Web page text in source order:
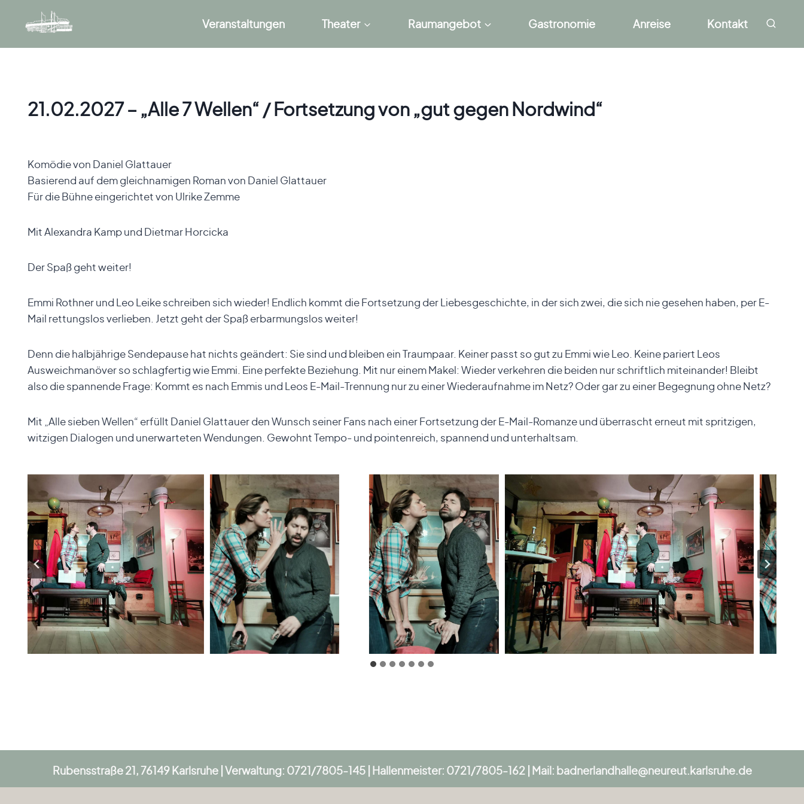
Inhalt
Veranstaltungen Theater Raumangebot Gastronomie Anreise Kontakt
21.02.2027 – „Alle 7 Wellen“ / Fortsetzung von „gut gegen Nordwind“
Komödie von Daniel Glattauer
Basierend auf dem gleichnamigen Roman von Daniel Glattauer
Für die Bühne eingerichtet von Ulrike Zemme
Mit Alexandra Kamp und Dietmar Horcicka
Der Spaß geht weiter!
Emmi Rothner und Leo Leike schreiben sich wieder! Endlich kommt die Fortsetzung der Liebesgeschichte, in der sich zwei, die sich nie gesehen haben, per E-
Mail rettungslos verlieben. Jetzt geht der Spaß erbarmungslos weiter!
Denn die halbjährige Sendepause hat nichts geändert: Sie sind und bleiben ein Traumpaar. Keiner passt so gut zu Emmi wie Leo. Keine pariert Leos
Ausweichmanöver so schlagfertig wie Emmi. Eine perfekte Beziehung. Mit nur einem Makel: Wieder verkehren die beiden nur schriftlich miteinander! Bleibt
also die spannende Frage: Kommt es nach Emmis und Leos E-Mail-Trennung nur zu einer Wiederaufnahme im Netz? Oder gar zu einer Begegnung ohne Netz?
Mit „Alle sieben Wellen“ erfüllt Daniel Glattauer den Wunsch seiner Fans nach einer Fortsetzung der E-Mail-Romanze und überrascht erneut mit spritzigen,
witzigen Dialogen und unerwarteten Wendungen. Gewohnt Tempo- und pointenreich, spannend und unterhaltsam.
Rubensstraße 21, 76149 Karlsruhe | Verwaltung: 0721/7805-145 | Hallenmeister: 0721/7805-162 | Mail: badnerlandhalle@neureut.karlsruhe.de